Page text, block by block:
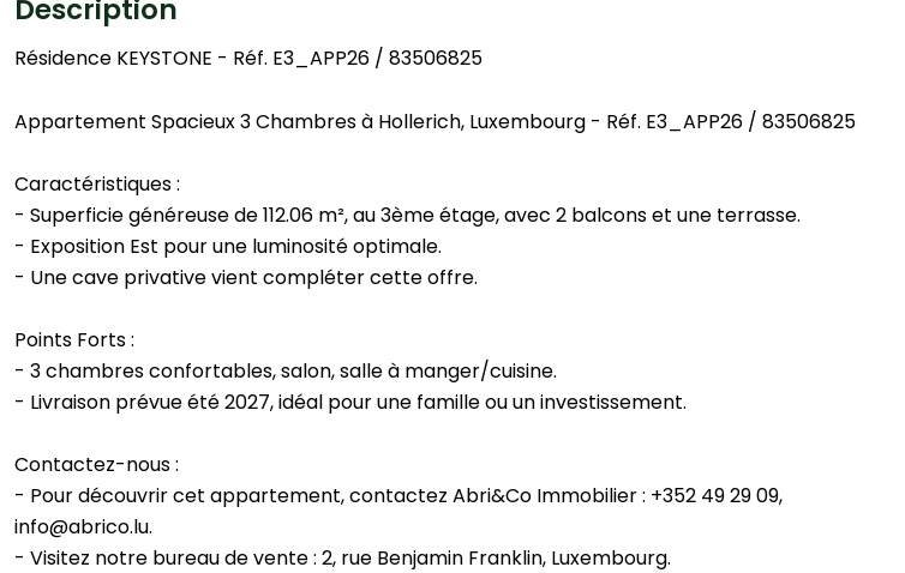
Description
Résidence KEYSTONE - Réf. E3_APP26 / 83506825
Appartement Spacieux 3 Chambres à Hollerich, Luxembourg - Réf. E3_APP26 / 83506825
Caractéristiques :
- Superficie généreuse de 112.06 m², au 3ème étage, avec 2 balcons et une terrasse.
- Exposition Est pour une luminosité optimale.
- Une cave privative vient compléter cette offre.
Points Forts :
- 3 chambres confortables, salon, salle à manger/cuisine.
- Livraison prévue été 2027, idéal pour une famille ou un investissement.
Contactez-nous :
- Pour découvrir cet appartement, contactez Abri&Co Immobilier : +352 49 29 09,
info@abrico.lu.
- Visitez notre bureau de vente : 2, rue Benjamin Franklin, Luxembourg.